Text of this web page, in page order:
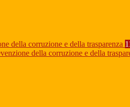
della corruzione e della trasparenza
della corruzione e della